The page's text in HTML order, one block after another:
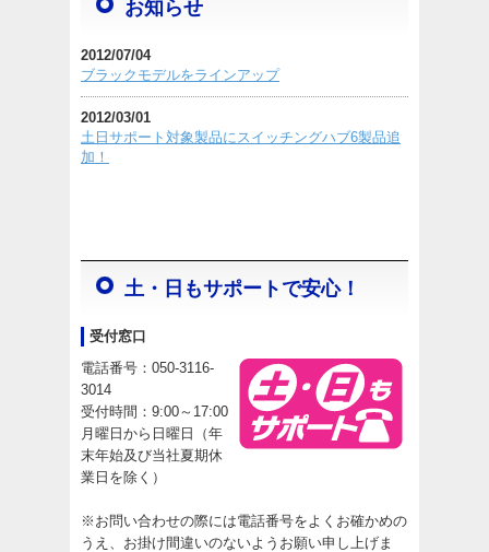
お知らせ
2012/07/04
ブラックモデルをラインアップ
2012/03/01
土日サポート対象製品にスイッチングハブ6製品追
加！
土・日もサポートで安心！
受付窓口
電話番号：050-3116-
3014
受付時間：9:00～17:00
月曜日から日曜日（年
末年始及び当社夏期休
業日を除く）
※お問い合わせの際には電話番号をよくお確かめの
うえ、お掛け間違いのないようお願い申し上げま